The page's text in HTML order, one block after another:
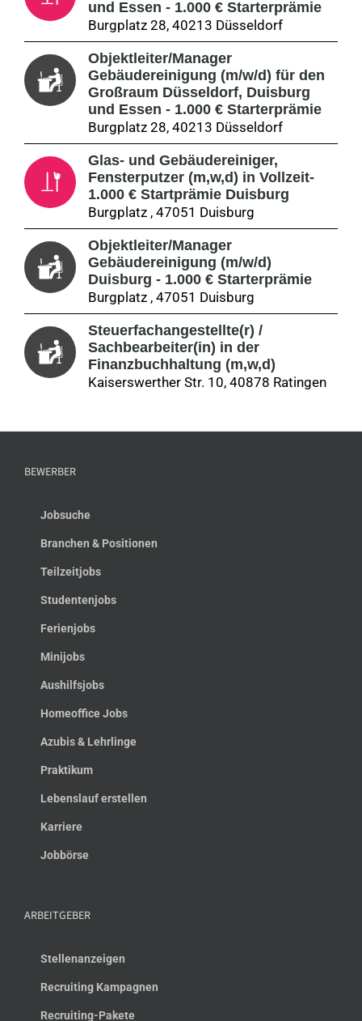
und Essen - 1.000 € Starterprämie
Burgplatz 28, 40213 Düsseldorf
Objektleiter/Manager
Gebäudereinigung (m/w/d) für den
Großraum Düsseldorf, Duisburg
und Essen - 1.000 € Starterprämie
Burgplatz 28, 40213 Düsseldorf
Glas- und Gebäudereiniger,
Fensterputzer (m,w,d) in Vollzeit-
1.000 € Startprämie Duisburg
Burgplatz , 47051 Duisburg
Objektleiter/Manager
Gebäudereinigung (m/w/d)
Duisburg - 1.000 € Starterprämie
Burgplatz , 47051 Duisburg
Steuerfachangestellte(r) /
Sachbearbeiter(in) in der
Finanzbuchhaltung (m,w,d)
Kaiserswerther Str. 10, 40878 Ratingen
BEWERBER
Jobsuche
Branchen & Positionen
Teilzeitjobs
Studentenjobs
Ferienjobs
Minijobs
Aushilfsjobs
Homeoffice Jobs
Azubis & Lehrlinge
Praktikum
Lebenslauf erstellen
Karriere
Jobbörse
ARBEITGEBER
Stellenanzeigen
Recruiting Kampagnen
Recruiting-Pakete